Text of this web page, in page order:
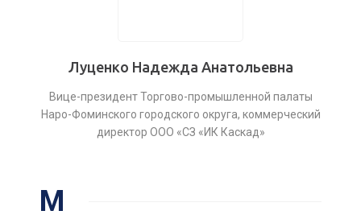
Луценко Надежда Анатольевна
Вице-президент Торгово-промышленной палаты
Наро-Фоминского городского округа, коммерческий
директор ООО «СЗ «ИК Каскад»
М